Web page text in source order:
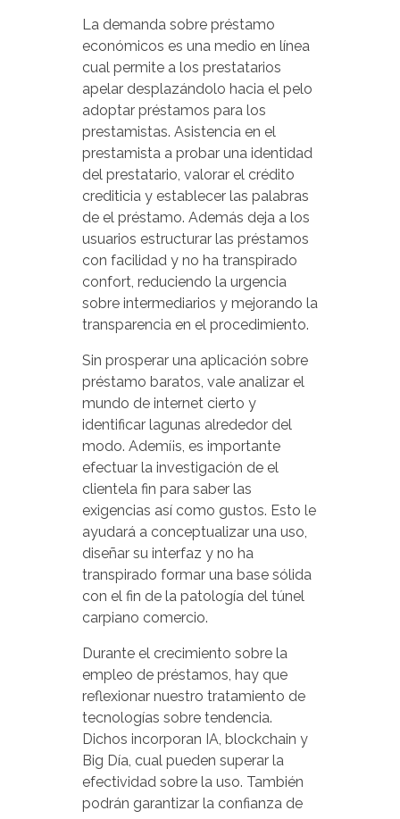
La demanda sobre préstamo
económicos es una medio en línea
cual permite a los prestatarios
apelar desplazándolo hacia el pelo
adoptar préstamos para los
prestamistas. Asistencia en el
prestamista a probar una identidad
del prestatario, valorar el crédito
crediticia y establecer las palabras
de el préstamo. Además deja a los
usuarios estructurar las préstamos
con facilidad y no ha transpirado
confort, reduciendo la urgencia
sobre intermediarios y mejorando la
transparencia en el procedimiento.
Sin prosperar una aplicación sobre
préstamo baratos, vale analizar el
mundo de internet cierto y
identificar lagunas alrededor del
modo. Ademí¡s, es importante
efectuar la investigación de el
clientela fin para saber las
exigencias así­ como gustos. Esto le
ayudará a conceptualizar una uso,
diseñar su interfaz y no ha
transpirado formar una base sólida
con el fin de la patologí­a del túnel
carpiano comercio.
Durante el crecimiento sobre la
empleo de préstamos, hay que
reflexionar nuestro tratamiento de
tecnologías sobre tendencia.
Dichos incorporan IA, blockchain y
Big Día, cual pueden superar la
efectividad sobre la uso. También
podrán garantizar la confianza de